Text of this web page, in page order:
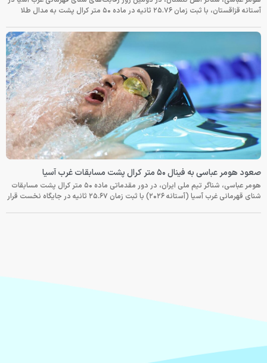
آستانه قزاقستان، با ثبت زمان ۲۵.۷۶ ثانیه در ماده ۵۰ متر کرال پشت به مدال طلا
صعود هومر عباسی به فینال ۵۰ متر کرال پشت مسابقات غرب آسیا
هومر عباسی، شناگر تیم ملی ایران، در دور مقدماتی ماده ۵۰ متر کرال پشت مسابقات
شنای قهرمانی غرب آسیا (آستانه ۲۰۲۶) با ثبت زمان ۲۵.۶۷ ثانیه در جایگاه نخست قرار